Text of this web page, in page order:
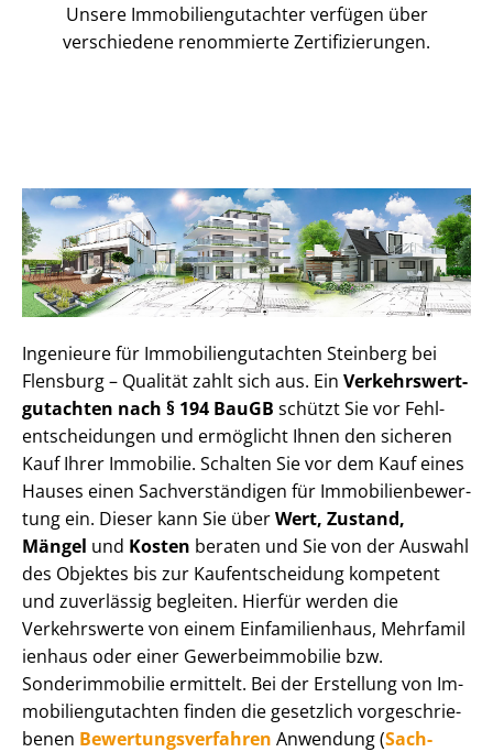
Unsere Immobilien­gutachter verfügen über
verschiedene renommierte Zer­ti­fi­zie­run­gen.
Ingenieure für Im­mo­bi­li­en­gut­ach­ten Steinberg bei
Flensburg – Qualität zahlt sich aus. Ein Ver­kehrs­wert­
gut­ach­ten nach § 194 BauGB schützt Sie vor Fehl­
ent­schei­dun­gen und ermöglicht Ihnen den sicheren
Kauf Ihrer Immobilie. Schalten Sie vor dem Kauf eines
Hauses einen Sach­ver­stän­di­gen für Im­mo­bi­li­en­be­wer­
tung ein. Dieser kann Sie überWert, Zustand,
Mängel und Kosten beraten und Sie von der Auswahl
des Objektes bis zur Kauf­ent­schei­dung kompetent
und zuverlässig begleiten. Hierfür werden die
Verkehrswerte von einem Einfamilienhaus, Mehr­fa­mi­l
i­en­haus oder einer Ge­wer­be­im­mo­bi­lie bzw.
Sonderimmobilie ermittelt. Bei der Erstellung von Im­
mo­bi­li­en­gut­ach­ten finden die gesetzlich vor­ge­schrie­
be­nen Be­wer­tungs­ver­fah­ren Anwendung (Sach­